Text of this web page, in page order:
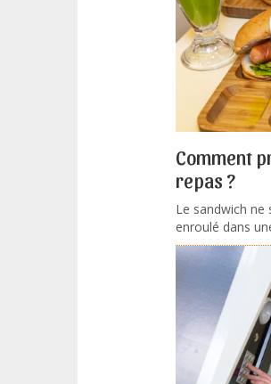
Comment
repas ?
Le sandwich ne
enroulé dans